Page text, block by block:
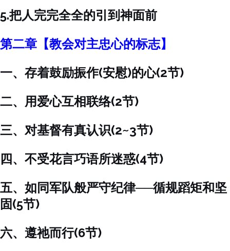
5.把人完完全全的引到神面前
第二章【教会对主忠心的标志】
一、存着鼓励振作(安慰)的心(2节)
二、用爱心互相联络(2节)
三、对基督有真认识(2~3节)
四、不受花言巧语所迷惑(4节)
五、如同军队般严守纪律──循规蹈矩和坚
固(5节)
六、遵祂而行(6节)